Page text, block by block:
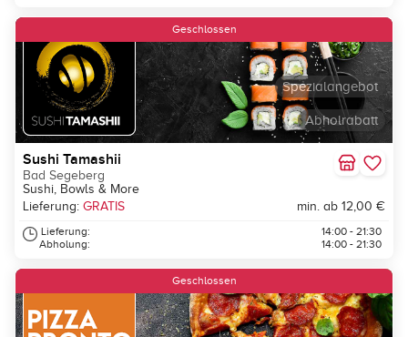
Abholrabatt
Spezialangebot
Geschlossen
Sushi Tamashii
Bad Segeberg
Sushi, Bowls & More
Lieferung: GRATIS min. ab 12,00 €
Lieferung:
Abholung:
14:00 - 21:30
14:00 - 21:30
Geschlossen